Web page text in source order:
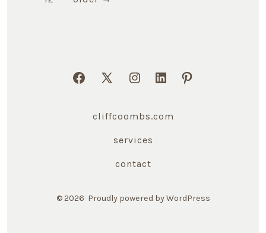
Open
Open
in
tab
Open
in
a
tab
Open
in
cliffcoombs.com
services
contact
© 2026 Proudly powered by WordPress